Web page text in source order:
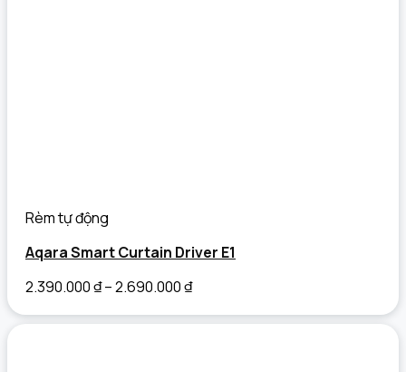
Rèm tự động
Aqara Smart Curtain Driver E1
2.390.000₫–2.690.000₫